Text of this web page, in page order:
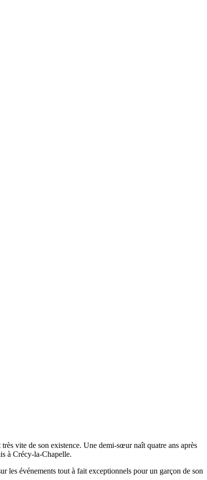
vite de son existence. Une demi-sœur naît quatre ans après
à Crécy-la-Chapelle.
les événements tout à fait exceptionnels pour un garçon de son